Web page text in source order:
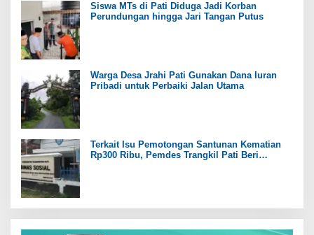
Siswa MTs di Pati Diduga Jadi Korban
Perundungan hingga Jari Tangan Putus
Warga Desa Jrahi Pati Gunakan Dana Iuran
Pribadi untuk Perbaiki Jalan Utama
Terkait Isu Pemotongan Santunan Kematian
Rp300 Ribu, Pemdes Trangkil Pati Beri